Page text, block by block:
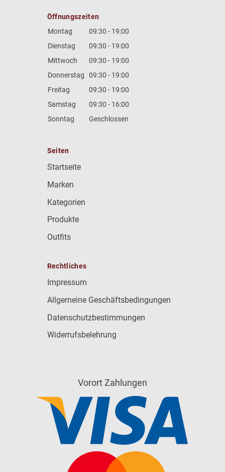
Öffnungszeiten
Montag
09:30 - 19:00
Dienstag
09:30 - 19:00
Mittwoch
09:30 - 19:00
Donnerstag
09:30 - 19:00
Freitag
09:30 - 19:00
Samstag
09:30 - 16:00
Sonntag
Geschlossen
Seiten
Startseite
Marken
Kategorien
Produkte
Outfits
Rechtliches
Impressum
Allgemeine Geschäftsbedingungen
Datenschutzbestimmungen
Widerrufsbelehrung
Vorort Zahlungen